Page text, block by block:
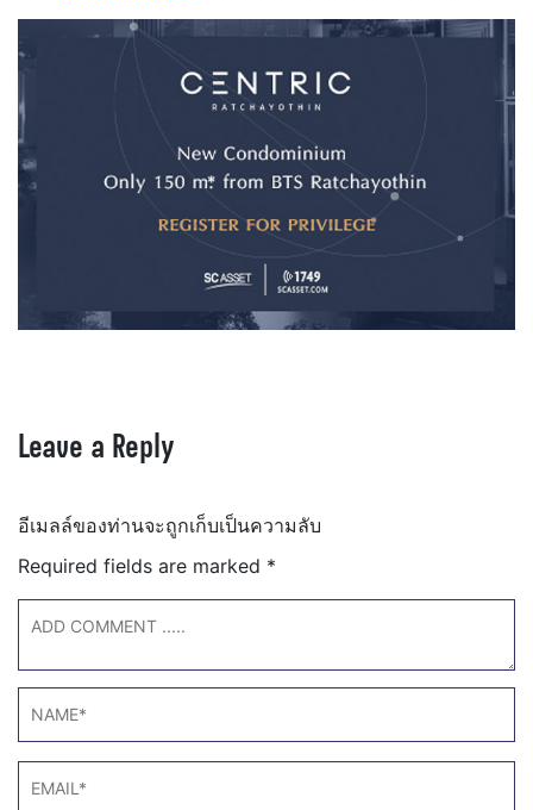
Leave a Reply
อีเมลล์ของท่านจะถูกเก็บเป็นความลับ
Required fields are marked *